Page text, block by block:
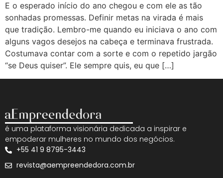
E o esperado início do ano chegou e com ele as tão
sonhadas promessas. Definir metas na virada é mais
que tradição. Lembro-me quando eu iniciava o ano com
alguns vagos desejos na cabeça e terminava frustrada.
Costumava contar com a sorte e com o repetido jargão
“se Deus quiser”. Ele sempre quis, eu que […]
é uma plataforma visionária dedicada a inspirar e
empoderar mulheres no mundo dos negócios.
+55 41 9 8795-3443
revista@aempreendedora.com.br